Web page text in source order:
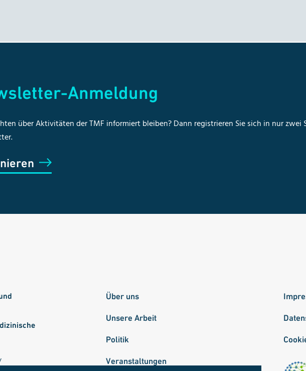
Anmeldung
über Aktivitäten der TMF informiert bleiben? Dann registrieren Sie sich in nur zwei
Über uns
Unsere Arbeit
Politik
Veranstaltungen